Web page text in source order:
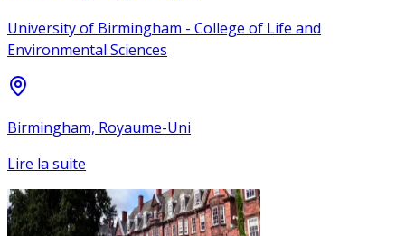
University of Birmingham - College of Life and
Environmental Sciences
Birmingham, Royaume-Uni
Lire la suite